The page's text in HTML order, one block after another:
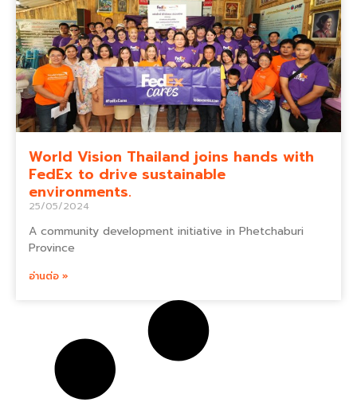
World Vision Thailand joins hands with
FedEx to drive sustainable
environments.
25/05/2024
A community development initiative in Phetchaburi
Province
อ่านต่อ »